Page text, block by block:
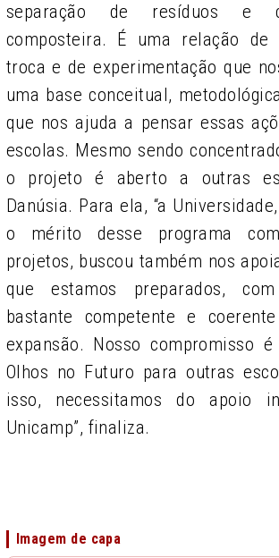
separação de resíduos e
composteira. É uma relação de
troca e de experimentação que
uma base conceitual,
que nos ajuda a pensar essas
escolas. Mesmo sendo
o projeto é aberto a outras
Danúsia. Para ela, “a
o mérito desse programa
projetos, buscou também nos
que estamos preparados,
bastante competente e
expansão. Nosso compromisso
Olhos no Futuro para outras
isso, necessitamos do apoio
Unicamp”, finaliza.
Imagem de capa